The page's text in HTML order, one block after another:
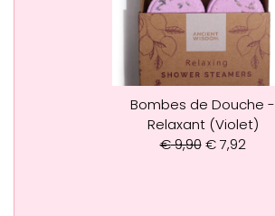
Bombes de Douche -
Relaxant (Violet)
€9,90 €7,92